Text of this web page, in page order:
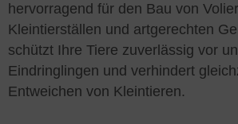
hervorragend für den Bau von
Kleintierställen und artgerechten
schützt Ihre Tiere zuverlässig vor
Eindringlingen und verhindert
Entweichen von Kleintieren.